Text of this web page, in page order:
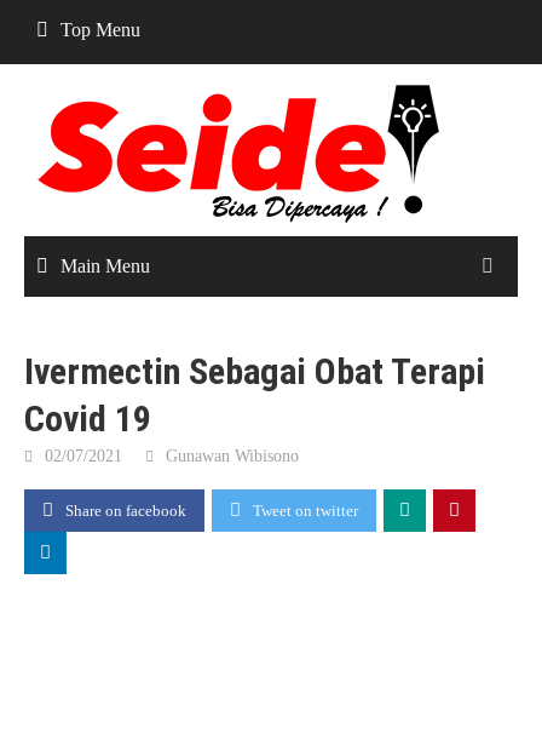
content
Top Menu
Main Menu
Ivermectin Sebagai Obat Terapi
Covid 19
02/07/2021 Gunawan Wibisono
Share on facebook Tweet on twitter